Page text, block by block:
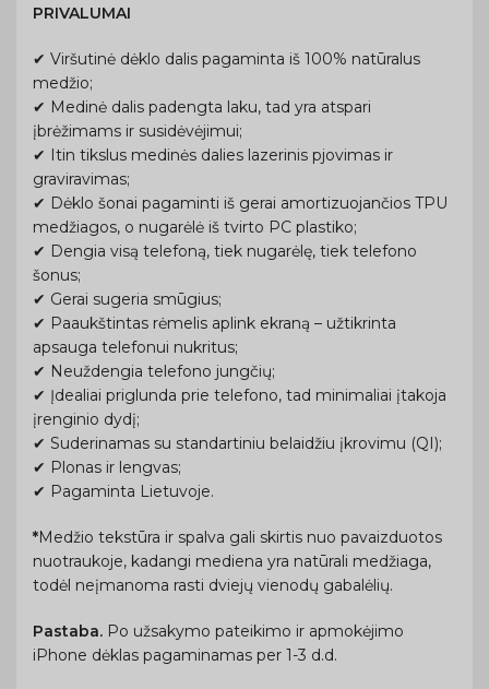
PRIVALUMAI
✔ Viršutinė dėklo dalis pagaminta iš 100% natūralus
medžio;
✔ Medinė dalis padengta laku, tad yra atspari
įbrėžimams ir susidėvėjimui;
✔ Itin tikslus medinės dalies lazerinis pjovimas ir
graviravimas;
✔ Dėklo šonai pagaminti iš gerai amortizuojančios TPU
medžiagos, o nugarėlė iš tvirto PC plastiko;
✔ Dengia visą telefoną, tiek nugarėlę, tiek telefono
šonus;
✔ Gerai sugeria smūgius;
✔ Paaukštintas rėmelis aplink ekraną – užtikrinta
apsauga telefonui nukritus;
✔ Neuždengia telefono jungčių;
✔ Įdealiai priglunda prie telefono, tad minimaliai įtakoja
įrenginio dydį;
✔ Suderinamas su standartiniu belaidžiu įkrovimu (QI);
✔ Plonas ir lengvas;
✔ Pagaminta Lietuvoje.
*Medžio tekstūra ir spalva gali skirtis nuo pavaizduotos
nuotraukoje, kadangi mediena yra natūrali medžiaga,
todėl neįmanoma rasti dviejų vienodų gabalėlių.
Pastaba. Po užsakymo pateikimo ir apmokėjimo
iPhone dėklas pagaminamas per 1-3 d.d.